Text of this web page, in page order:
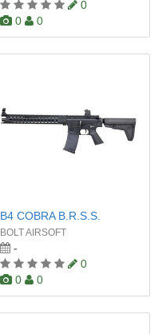
0
0
0
B4 COBRA B.R.S.S.
BOLT AIRSOFT
-
0
0
0